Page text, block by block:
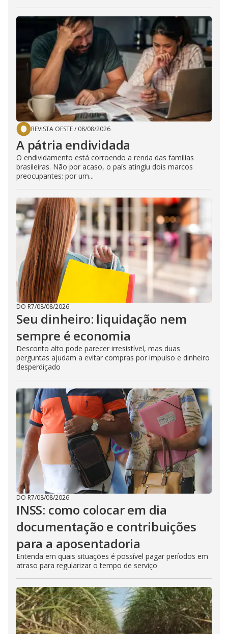
REVISTA OESTE/ 08/08/2026
A pátria endividada
O endividamento está corroendo a renda das famílias
brasileiras. Não por acaso, o país atingiu dois marcos
preocupantes: por um...
DO R7/08/08/2026
Seu dinheiro: liquidação nem
sempre é economia
Desconto alto pode parecer irresistível, mas duas
perguntas ajudam a evitar compras por impulso e dinheiro
desperdiçado
DO R7/08/08/2026
INSS: como colocar em dia
documentação e contribuições
para a aposentadoria
Entenda em quais situações é possível pagar períodos em
atraso para regularizar o tempo de serviço